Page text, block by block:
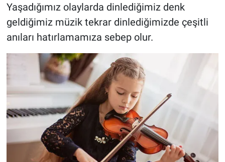
Yaşadığımız olaylarda dinlediğimiz denk
geldiğimiz müzik tekrar dinlediğimizde çeşitli
anıları hatırlamamıza sebep olur.